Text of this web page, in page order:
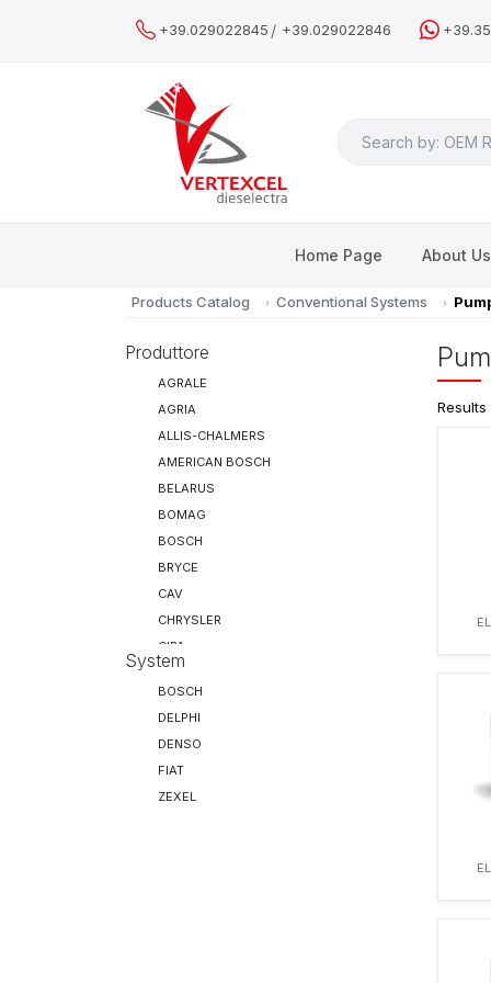
+39.029022845 / +39.029022846
Home Page About Us
Products Catalog Conventional Systems
Produttore
AGRALE
AGRIA
ALLIS-CHALMERS
AMERICAN BOSCH
BELARUS
BOMAG
BOSCH
BRYCE
CAV
CHRYSLER
CIPA
DAF
DELPHI
DENSO
DEUTZ
DISA
DRESSER
System
BOSCH
DELPHI
DENSO
FIAT
ZEXEL
Results